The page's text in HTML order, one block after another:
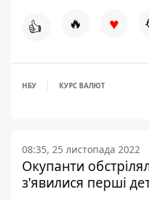
👍 🔥 ♥
НБУ КУРС ВАЛЮТ
08:35, 25 листопада 2022
Окупанти
з'явилися перші